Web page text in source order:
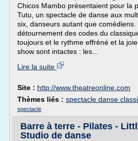
Chicos Mambo présentaient pour la
Tutu, un spectacle de danse aux
six, danseurs autant que comédiens.
détournement des codes du
toujours et le rythme effréné et la
show sont intactes : les...
Lire la suite
Site : http://www.theatreonline.com
Thèmes liés : spectacle danse
spectacle
Barre à terre - Pilates -
Studio de danse